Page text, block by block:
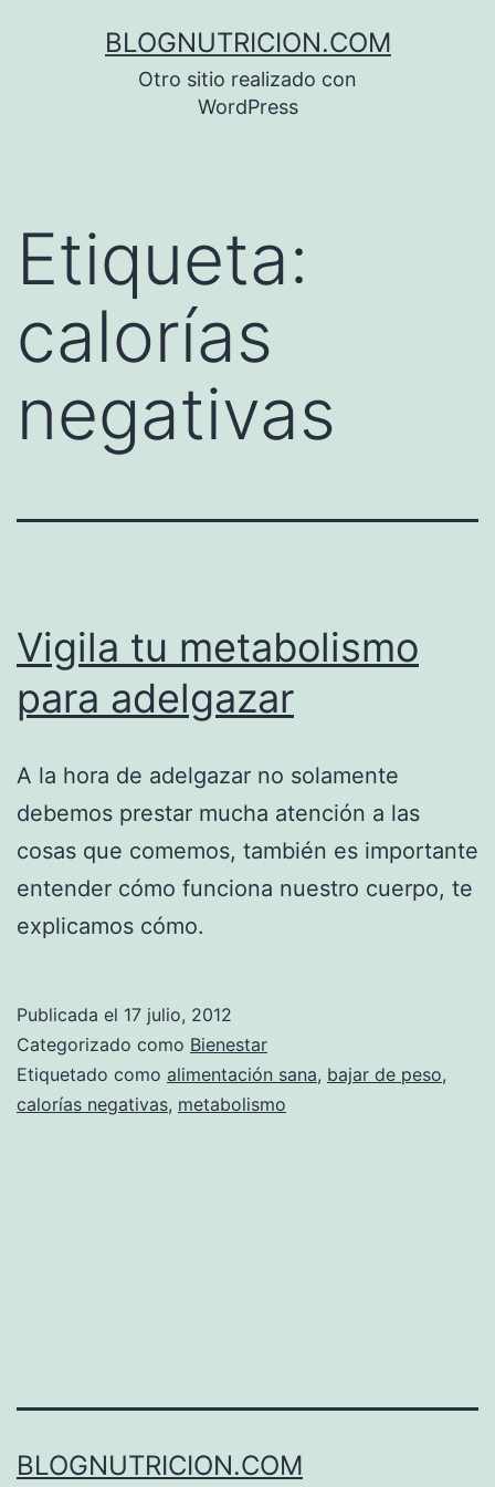
BLOGNUTRICION.COM
Otro sitio realizado con
WordPress
Etiqueta:
calorías
negativas
Vigila tu metabolismo
para adelgazar
A la hora de adelgazar no solamente
debemos prestar mucha atención a las
cosas que comemos, también es importante
entender cómo funciona nuestro cuerpo, te
explicamos cómo.
Publicada el 17 julio, 2012
Categorizado como Bienestar
Etiquetado como alimentación sana, bajar de peso,
calorías negativas, metabolismo
BLOGNUTRICION.COM